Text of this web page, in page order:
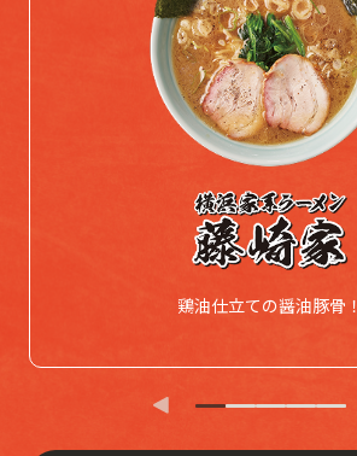
鶏油仕立ての醤油豚骨！